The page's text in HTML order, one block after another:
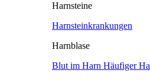
Harnsteine
Harnsteinkrankungen
Harnblase
Blut im Harn Häufiger